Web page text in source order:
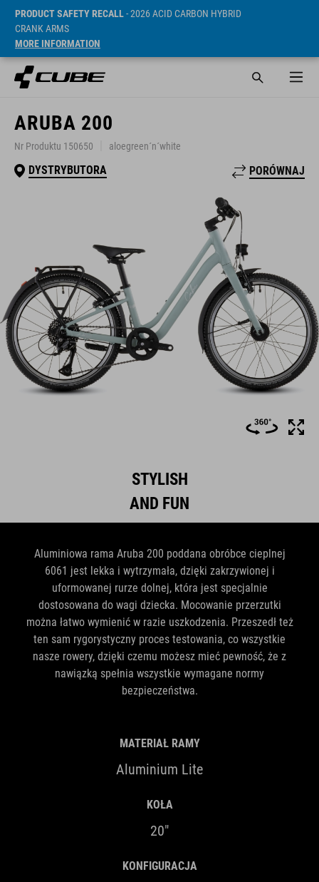
PRODUCT SAFETY RECALL- 2026 ACID CARBON HYBRID
CRANK ARMS
MORE INFORMATION
ARUBA 200
Nr Produktu 150650 aloegreen´n´white
DYSTRYBUTORA PORÓWNAJ
STYLISH
AND FUN
Aluminiowa rama Aruba 200 poddana obróbce cieplnej
6061 jest lekka i wytrzymała, dzięki zakrzywionej i
uformowanej rurze dolnej, która jest specjalnie
dostosowana do wagi dziecka. Mocowanie przerzutki
można łatwo wymienić w razie uszkodzenia. Przeszedł też
ten sam rygorystyczny proces testowania, co wszystkie
nasze rowery, dzięki czemu możesz mieć pewność, że z
nawiązką spełnia wszystkie wymagane normy
bezpieczeństwa.
MATERIAŁ RAMY
Aluminium Lite
KOŁA
20"
KONFIGURACJA